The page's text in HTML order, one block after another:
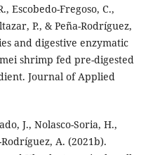
Escobedo-Fregoso, C.,
P., & Peña-Rodríguez,
and digestive enzymatic
shrimp fed pre-digested
Journal of Applied
J., Nolasco-Soria, H.,
A. (2021b).